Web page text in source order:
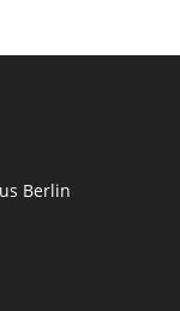
Berlin